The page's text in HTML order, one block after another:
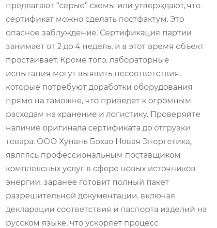
предлагают “серые” схемы или утверждают, что
сертификат можно сделать постфактум. Это
опасное заблуждение. Сертификация партии
занимает от 2 до 4 недель, и в этот время объект
простаивает. Кроме того, лабораторные
испытания могут выявить несоответствия,
которые потребуют доработки оборудования
прямо на таможне, что приведет к огромным
расходам на хранение и логистику. Проверяйте
наличие оригинала сертификата до отгрузки
товара. ООО Хунань Бохао Новая Энергетика,
являясь профессиональным поставщиком
комплексных услуг в сфере новых источников
энергии, заранее готовит полный пакет
разрешительной документации, включая
декларации соответствия и паспорта изделий на
русском языке, что ускоряет процесс